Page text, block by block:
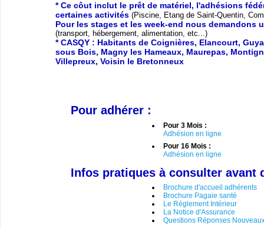
* Ce côut inclut le prêt de matériel, l'adhésions
certaines activités (Piscine, Etang de Saint-Quentin,
Pour les stages et les week-end nous demandons
(transport, hébergement, alimentation, etc...)
* CASQY : Habitants de Coignières, Elancourt,
sous Bois, Magny les Hameaux, Maurepas,
Villepreux, Voisin le Bretonneux
Pour adhérer :
Pour 3 Mois :
Adhésion en ligne
Pour 16 Mois :
Adhésion en ligne
Infos pratiques à consulter avant
Brochure d'accueil adhérents
Brochure Pagaie santé
Le Règlement Intérieur
La Notice d'Assurance
Questions Réponses